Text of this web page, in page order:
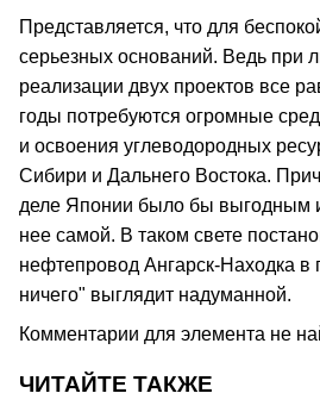
Представляется, что для
серьезных оснований. Ведь при
реализации двух проектов все
годы потребуются огромные
и освоения углеводородных
Сибири и Дальнего Востока.
деле Японии было бы выгодным
нее самой. В таком свете
нефтепровод Ангарск-Находка в
ничего" выглядит надуманной.
Комментарии для элемента не
ЧИТАЙТЕ ТАКЖЕ